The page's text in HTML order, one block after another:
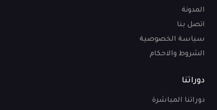
المدونة
اتصل بنا
سياسة الخصوصية
الشروط والاحكام
دوراتنا
دوراتنا المباشرة